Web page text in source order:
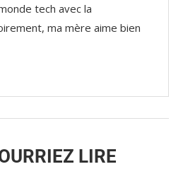
tech avec la
ma mère aime bien
LIRE